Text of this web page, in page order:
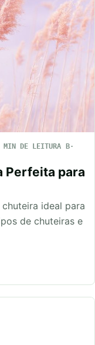
MIN DE LEITURA
Perfeita para
ideal para
de chuteiras e